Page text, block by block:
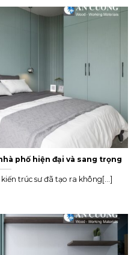
phố hiện đại và sang trọng
trúc sư đã tạo ra không[...]